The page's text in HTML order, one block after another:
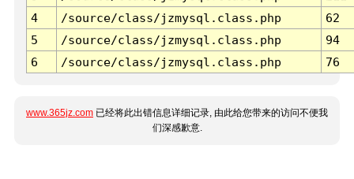
4
/source/class/jzmysql.class.php
62
5
/source/class/jzmysql.class.php
94
6
/source/class/jzmysql.class.php 76
www.365jz.com 已经将此出错信息详细记录, 由此给您带来的访问不便我
们深感歉意.